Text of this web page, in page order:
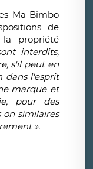
Ma Bimbo
de
propriété
interdits,
s'il peut en
dans l'esprit
marque et
e, pour des
on similaires
».